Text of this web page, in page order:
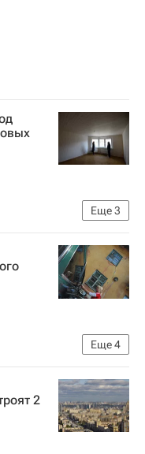
Еще3
Россия
Еще4
2